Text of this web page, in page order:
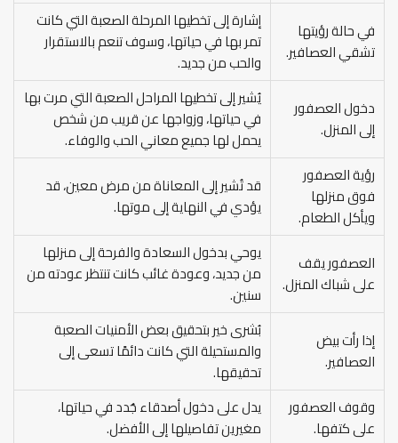
في حالة رؤيتها
تشقي العصافير.
إشارة إلى تخطيها المرحلة الصعبة التي كانت
تمر بها في حياتها، وسوف تنعم بالاستقرار
والحب من جديد.
دخول العصفور
إلى المنزل.
يُشير إلى تخطيها المراحل الصعبة التي مرت بها
في حياتها، وزواجها عن قريب من شخص
يحمل لها جميع معاني الحب والوفاء.
رؤية العصفور
فوق منزلها
ويأكل الطعام.
قد تُشير إلى المعاناة من مرض معين، قد
يؤدي في النهاية إلى موتها.
العصفور يقف
على شباك المنزل.
يوحي بدخول السعادة والفرحة إلى منزلها
من جديد، وعودة غائب كانت تنتظر عودته من
سنين.
إذا رأت بيض
العصافير.
بُشرى خير بتحقيق بعض الأمنيات الصعبة
والمستحيلة التي كانت دائمًا تسعى إلى
تحقيقها.
وقوف العصفور
على كتفها.
يدل على دخول أصدقاء جُدد في حياتها،
مغيرين تفاصيلها إلى الأفضل.